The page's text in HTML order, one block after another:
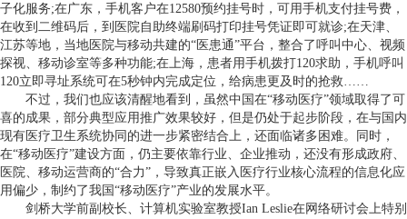
子化服务;在广东，手机客户在12580预约挂号时，可用手机支付挂号费，
在收到二维码后，到医院自助终端刷码打印挂号凭证即可就诊;在天津、
江苏等地，当地医院与移动共建的“医患通”平台，整合了呼叫中心、视频
探视、移动诊室等多种功能;在上海，患者用手机拨打120求助，手机呼叫
120立即寻址系统可在5秒钟内完成定位，给病患更及时的抢救……
不过，我们也应该清醒地看到，虽然中国在“移动医疗”领域取得了可
喜的成果，部分典型应用推广效果较好，但是仍处于起步阶段，在与国内
现有医疗卫生系统协同的进一步紧密结合上，还面临诸多困难。同时，
在“移动医疗”建设方面，仍主要依靠行业、企业推动，还没有形成政府、
医院、移动运营商的“合力”，导致真正嵌入医疗行业核心流程的信息化应
用偏少，制约了我国“移动医疗”产业的发展水平。
剑桥大学前副校长、计算机实验室教授Ian Leslie在网络研讨会上特别